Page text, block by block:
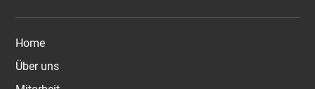
Home
Über uns